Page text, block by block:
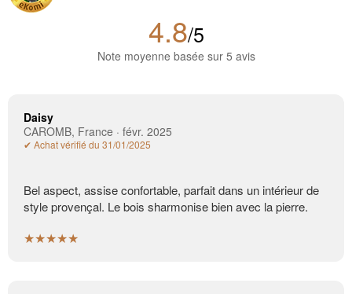
4.8/5
Note moyenne basée sur 5 avis
Daisy
CAROMB, France · févr. 2025
✔ Achat vérifié du 31/01/2025
Bel aspect, assise confortable, parfait dans un intérieur de
style provençal. Le bois sharmonise bien avec la pierre.
★★★★★